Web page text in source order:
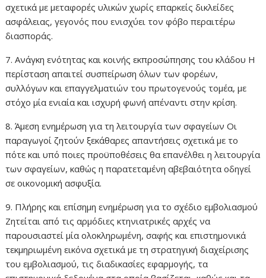
σχετικά με μεταφορές υλικών χωρίς επαρκείς δικλείδες
ασφάλειας, γεγονός που ενισχύει τον φόβο περαιτέρω
διασποράς.
7. Ανάγκη ενότητας και κοινής εκπροσώπησης του κλάδου Η
περίσταση απαιτεί συσπείρωση όλων των φορέων,
συλλόγων και επαγγελματιών του πρωτογενούς τομέα, με
στόχο μία ενιαία και ισχυρή φωνή απέναντι στην κρίση.
8. Άμεση ενημέρωση για τη λειτουργία των σφαγείων Οι
παραγωγοί ζητούν ξεκάθαρες απαντήσεις σχετικά με το
πότε και υπό ποιες προϋποθέσεις θα επανέλθει η λειτουργία
των σφαγείων, καθώς η παρατεταμένη αβεβαιότητα οδηγεί
σε οικονομική ασφυξία.
9. Πλήρης και επίσημη ενημέρωση για το σχέδιο εμβολιασμού
Ζητείται από τις αρμόδιες κτηνιατρικές αρχές να
παρουσιαστεί μία ολοκληρωμένη, σαφής και επιστημονικά
τεκμηριωμένη εικόνα σχετικά με τη στρατηγική διαχείρισης
του εμβολιασμού, τις διαδικασίες εφαρμογής, τα